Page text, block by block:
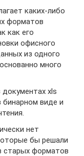
каких-либо
форматов
как его
офисного
из одного
много
xls
бинарном виде и
нет
бы решали
старых форматов